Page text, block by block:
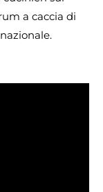
a caccia di